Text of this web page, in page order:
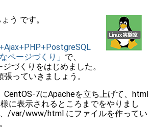
う です。
ページづくり」 で、
づくりをはじめました。
っていきましょう。
CentOS-7にApacheを立ち上げて、html
に表示されるところまでをやりまし
/var/www/html にファイルを作ってい